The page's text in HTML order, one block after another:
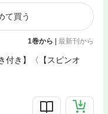
て買う
1巻から | 最新刊から
付き】〈【スピンオ